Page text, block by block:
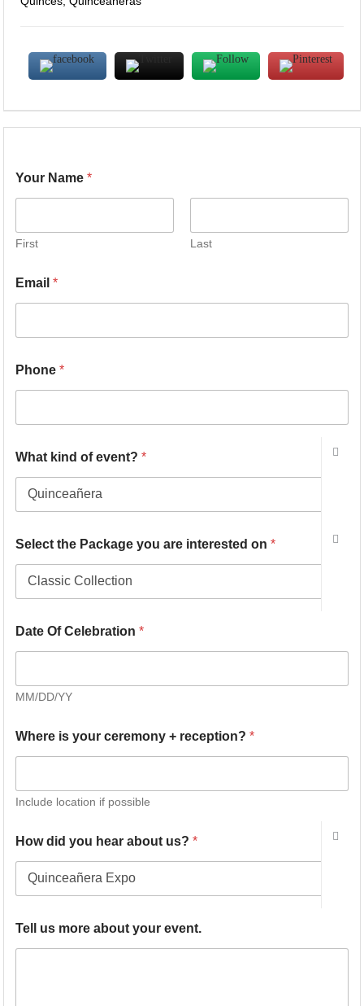
Your Name*
First Last
Email*
Phone*
What kind of event?*
Select the Package you are interested on*
Date Of Celebration*
MM/DD/YY
Where is your ceremony + reception?*
Include location if possible
How did you hear about us?*
Tell us more about your event.